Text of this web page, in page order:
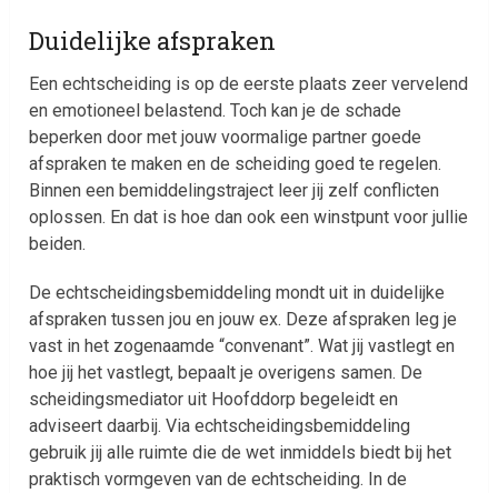
Duidelijke afspraken
Een echtscheiding is op de eerste plaats zeer vervelend
en emotioneel belastend. Toch kan je de schade
beperken door met jouw voormalige partner goede
afspraken te maken en de scheiding goed te regelen.
Binnen een bemiddelingstraject leer jij zelf conflicten
oplossen. En dat is hoe dan ook een winstpunt voor jullie
beiden.
De echtscheidingsbemiddeling mondt uit in duidelijke
afspraken tussen jou en jouw ex. Deze afspraken leg je
vast in het zogenaamde “convenant”. Wat jij vastlegt en
hoe jij het vastlegt, bepaalt je overigens samen. De
scheidingsmediator uit Hoofddorp begeleidt en
adviseert daarbij. Via echtscheidingsbemiddeling
gebruik jij alle ruimte die de wet inmiddels biedt bij het
praktisch vormgeven van de echtscheiding. In de